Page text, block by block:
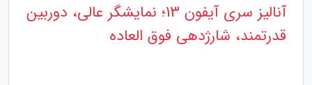
آنالیز سری آیفون 13؛ نمایشگر عالی، دوربین
قدرتمند، شارژدهی فوق العاده